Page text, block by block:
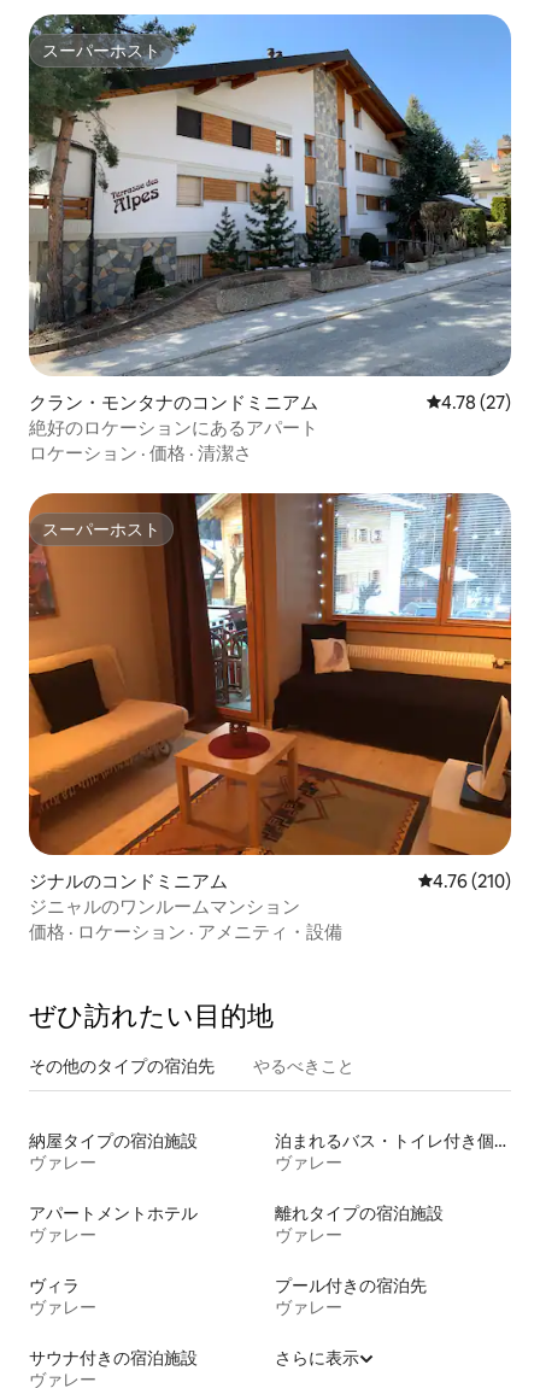
スーパーホスト
スーパーホスト
クラン・モンタナのコンドミニアム レビュー27
4.78 (27)
絶好のロケーションにあるアパート
ロケーション · 価格 · 清潔さ
スーパーホスト
スーパーホスト
ジナルのコンドミニアム レビュー210
4.76 (210)
ジニャルのワンルームマンション
価格 · ロケーション · アメニティ・設備
ぜひ訪⁠れ⁠た⁠い目⁠的⁠地
その他のタ⁠イ⁠プ⁠の宿⁠泊⁠先 やるべきこと
納屋タイプの宿泊施設
ヴァレー
泊まれるバス・トイレ付き個室
ヴァレー
アパートメントホテル
ヴァレー
離れタイプの宿泊施設
ヴァレー
ヴィラ
ヴァレー
プール付きの宿泊先
ヴァレー
サウナ付きの宿泊施設
ヴァレー
さらに表示